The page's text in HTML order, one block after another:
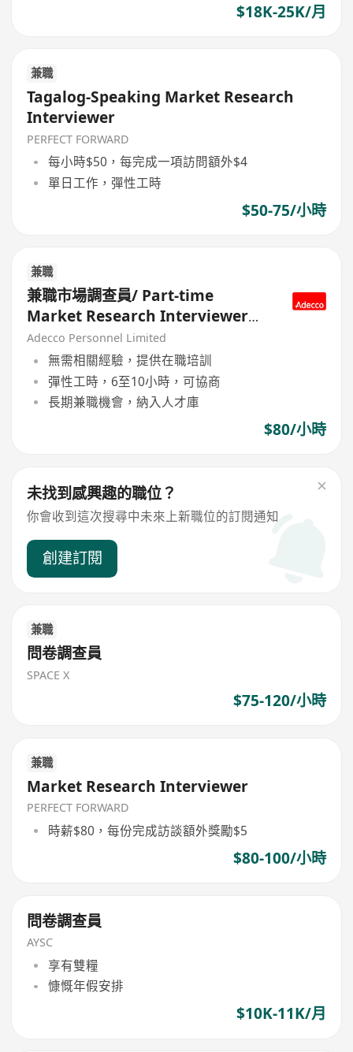
$18K-25K/月
兼職
Tagalog-Speaking Market Research
Interviewer
PERFECT FORWARD
每小時$50，每完成一項訪問額外$4
單日工作，彈性工時
$50-75/小時
兼職
兼職市場調查員/ Part-time
Market Research Interviewer
(Non-sales)
Adecco Personnel Limited
無需相關經驗，提供在職培訓
彈性工時，6至10小時，可協商
長期兼職機會，納入人才庫
$80/小時
未找到感興趣的職位？
你會收到這次搜尋中未來上新職位的訂閱通知
創建訂閱
兼職
問卷調查員
SPACE X
$75-120/小時
兼職
Market Research Interviewer
PERFECT FORWARD
時薪$80，每份完成訪談額外獎勵$5
$80-100/小時
問卷調查員
AYSC
享有雙糧
慷慨年假安排
$10K-11K/月